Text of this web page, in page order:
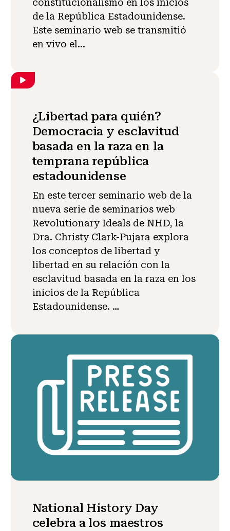
de la República Estadounidense.
Este seminario web se transmitió
en vivo el...
¿Libertad para quién?
Democracia y esclavitud
basada en la raza en la
temprana república
estadounidense
En este tercer seminario web de la
nueva serie de seminarios web
Revolutionary Ideals de NHD, la
Dra. Christy Clark-Pujara explora
los conceptos de libertad y
libertad en su relación con la
esclavitud basada en la raza en los
inicios de la República
Estadounidense. …
National History Day
celebra a los maestros